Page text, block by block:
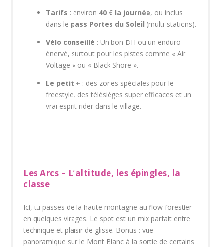
Tarifs : environ 40 € la journée, ou inclus
dans le pass Portes du Soleil (multi-stations).
Vélo conseillé : Un bon DH ou un enduro
énervé, surtout pour les pistes comme « Air
Voltage » ou « Black Shore ».
Le petit + : des zones spéciales pour le
freestyle, des télésièges super efficaces et un
vrai esprit rider dans le village.
Les Arcs – L’altitude, les épingles, la
classe
Ici, tu passes de la haute montagne au flow forestier
en quelques virages. Le spot est un mix parfait entre
technique et plaisir de glisse. Bonus : vue
panoramique sur le Mont Blanc à la sortie de certains